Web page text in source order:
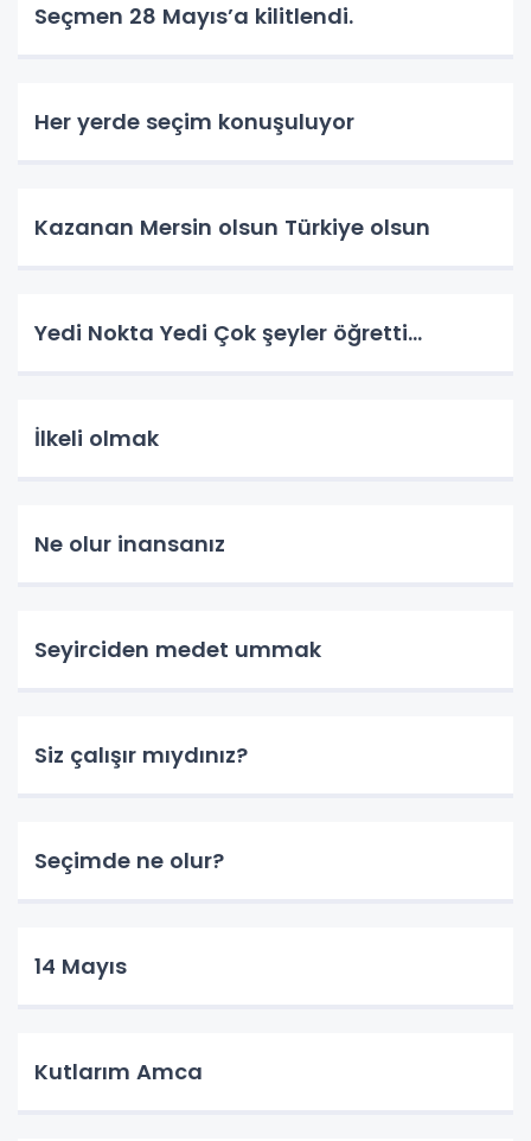
Seçmen 28 Mayıs’a kilitlendi.
Her yerde seçim konuşuluyor
Kazanan Mersin olsun Türkiye olsun
Yedi Nokta Yedi Çok şeyler öğretti…
İlkeli olmak
Ne olur inansanız
Seyirciden medet ummak
Siz çalışır mıydınız?
Seçimde ne olur?
14 Mayıs
Kutlarım Amca